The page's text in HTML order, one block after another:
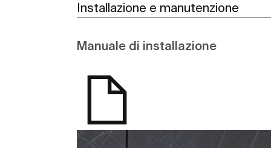
Installazione e manutenzione
Manuale di installazione